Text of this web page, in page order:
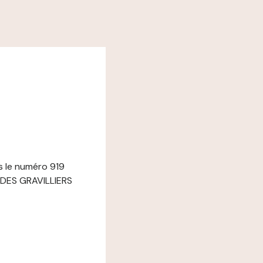
le numéro 919
GRAVILLIERS